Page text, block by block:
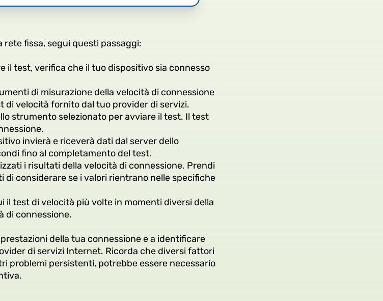
fissa, segui questi passaggi:
il test, verifica che il tuo dispositivo sia connesso
di misurazione della velocità di connessione
di velocità fornito dal tuo provider di servizi.
strumento selezionato per avviare il test. Il test
invierà e riceverà dati dal server dello
fino al completamento del test.
i risultati della velocità di connessione. Prendi
di considerare se i valori rientrano nelle specifiche
test di velocità più volte in momenti diversi della
di connessione.
della tua connessione e a identificare
di servizi Internet. Ricorda che diversi fattori
problemi persistenti, potrebbe essere necessario